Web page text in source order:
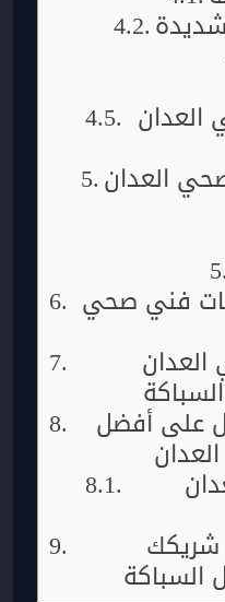
العدان
فني صحي
على أفضل
السباكة